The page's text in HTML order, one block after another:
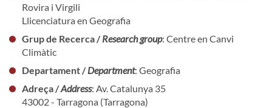
Rovira i Virgili
Llicenciatura en Geografia
Grup de Recerca /Research group: Centre en Canvi
Climàtic
Departament /Department: Geografia
Adreça /Address: Av. Catalunya 35
43002 - Tarragona (Tarragona)